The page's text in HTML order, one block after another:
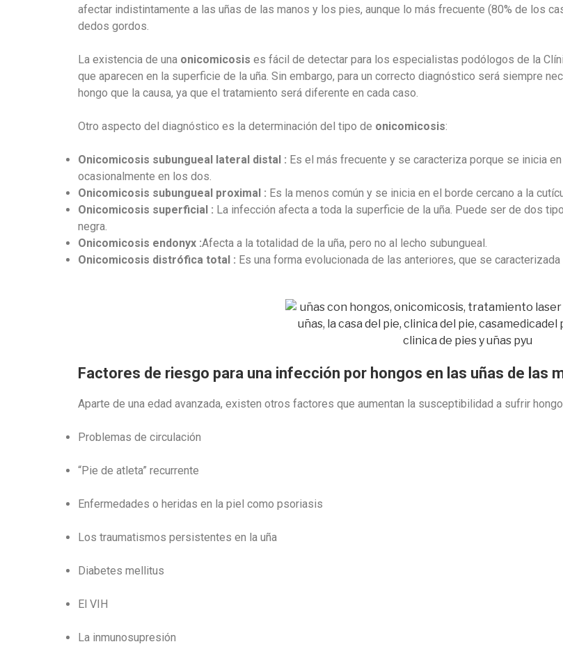
afectar indistintamente a las uñas de las manos y los pies, aunque lo más frecuente (80% de los
dedos gordos.
La existencia de una onicomicosis es fácil de detectar para los especialistas podólogos de la
que aparecen en la superficie de la uña. Sin embargo, para un correcto diagnóstico será siempre
hongo que la causa, ya que el tratamiento será diferente en cada caso.
Otro aspecto del diagnóstico es la determinación del tipo de onicomicosis:
Onicomicosis subungueal lateral distal : Es el más frecuente y se caracteriza porque se inicia
ocasionalmente en los dos.
Onicomicosis subungueal proximal : Es la menos común y se inicia en el borde cercano a la
Onicomicosis superficial : La infección afecta a toda la superficie de la uña. Puede ser de dos
negra.
Onicomicosis endonyx :Afecta a la totalidad de la uña, pero no al lecho subungueal.
Onicomicosis distrófica total : Es una forma evolucionada de las anteriores, que se
Factores de riesgo para una infección por hongos en las uñas de las
Aparte de una edad avanzada, existen otros factores que aumentan la susceptibilidad a sufrir
Problemas de circulación
“Pie de atleta” recurrente
Enfermedades o heridas en la piel como psoriasis
Los traumatismos persistentes en la uña
Diabetes mellitus
El VIH
La inmunosupresión